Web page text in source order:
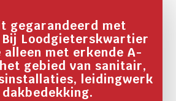
gegarandeerd met
Loodgieterskwartier
alleen met erkende A-
gebied van sanitair,
leidingwerk
dakbedekking.